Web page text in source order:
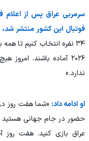
سرمربی عراق پس از
فوتبال این کشور منتشر
۳۴ نفره انتخاب کنیم تا
۲۰۲۶ آماده باشند.
ندارد.»
او ادامه داد: «شما هفت روز
حضور در جام جهانی هستید
عراق بازی کنید. هفت روز